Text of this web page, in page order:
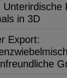
Unterirdische
in 3D
Export: